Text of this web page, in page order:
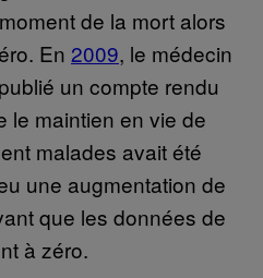
de la mort alors
En 2009, le médecin
un compte rendu
le maintien en vie de
malades avait été
une augmentation de
que les données de
à zéro.